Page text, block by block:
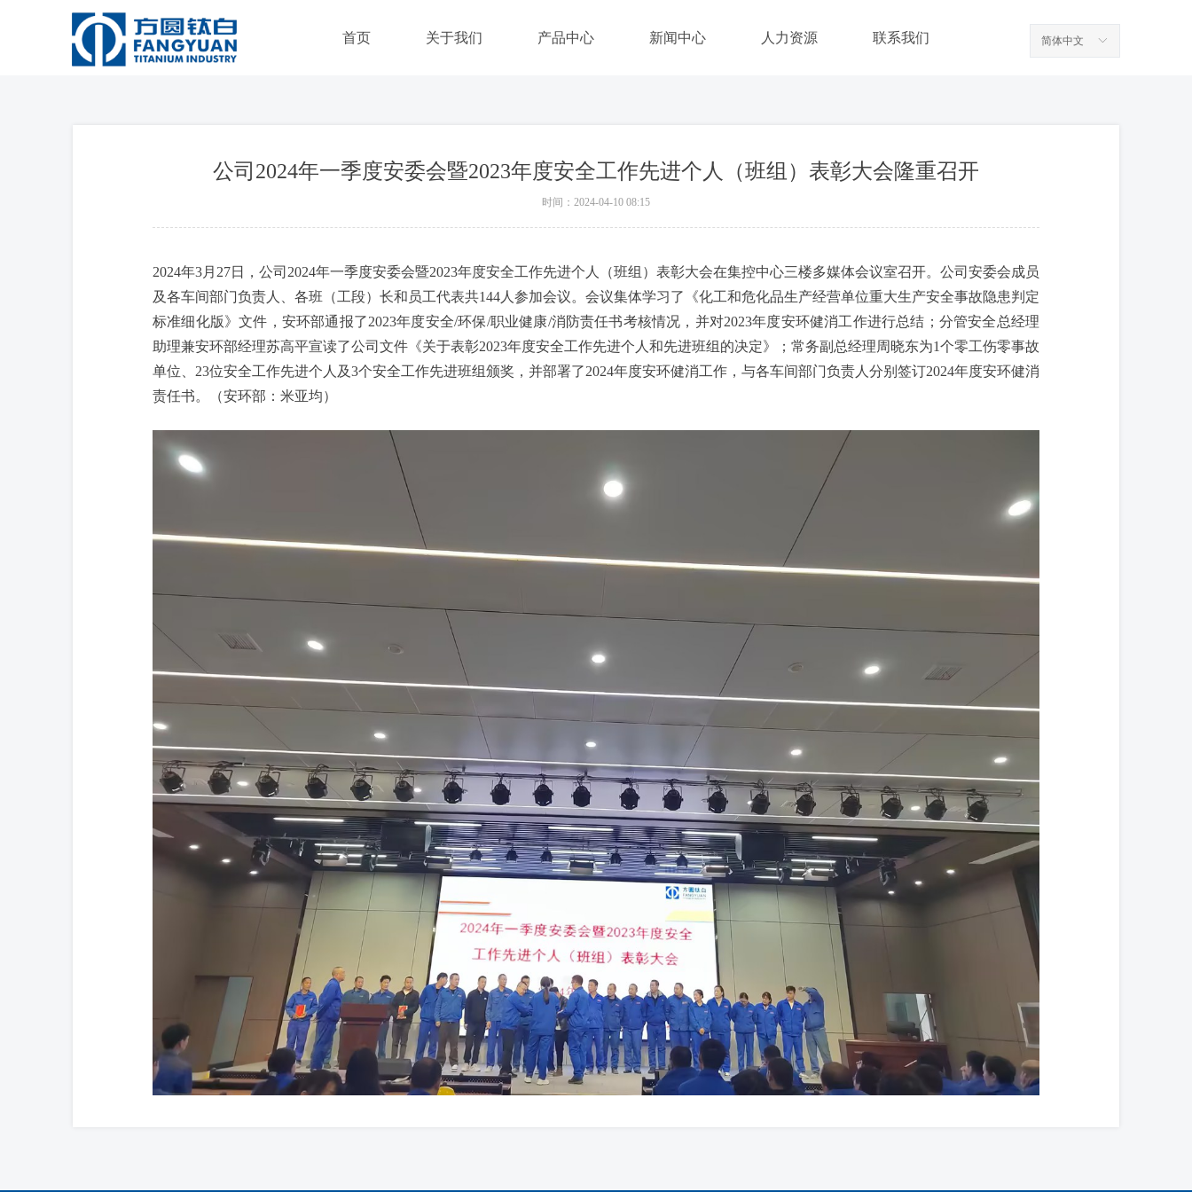
ꀅ
简体中文
首页 关于我们 产品中心 新闻中心 人力资源 联系我们
公司2024年一季度安委会暨2023年度安全工作先进个人（班组）表彰大会隆重召开
时间： 2024-04-10 08:15
2024年3月27日，公司2024年一季度安委会暨2023年度安全工作先进个人（班组）表彰大会在集控中心三楼多媒体会议室召开。公司安委会成员
及各车间部门负责人、各班（工段）长和员工代表共144人参加会议。会议集体学习了《化工和危化品生产经营单位重大生产安全事故隐患判定
标准细化版》文件，安环部通报了2023年度安全/环保/职业健康/消防责任书考核情况，并对2023年度安环健消工作进行总结；分管安全总经理
助理兼安环部经理苏高平宣读了公司文件《关于表彰2023年度安全工作先进个人和先进班组的决定》；常务副总经理周晓东为1个零工伤零事故
单位、23位安全工作先进个人及3个安全工作先进班组颁奖，并部署了2024年度安环健消工作，与各车间部门负责人分别签订2024年度安环健消
责任书。（安环部：米亚均）